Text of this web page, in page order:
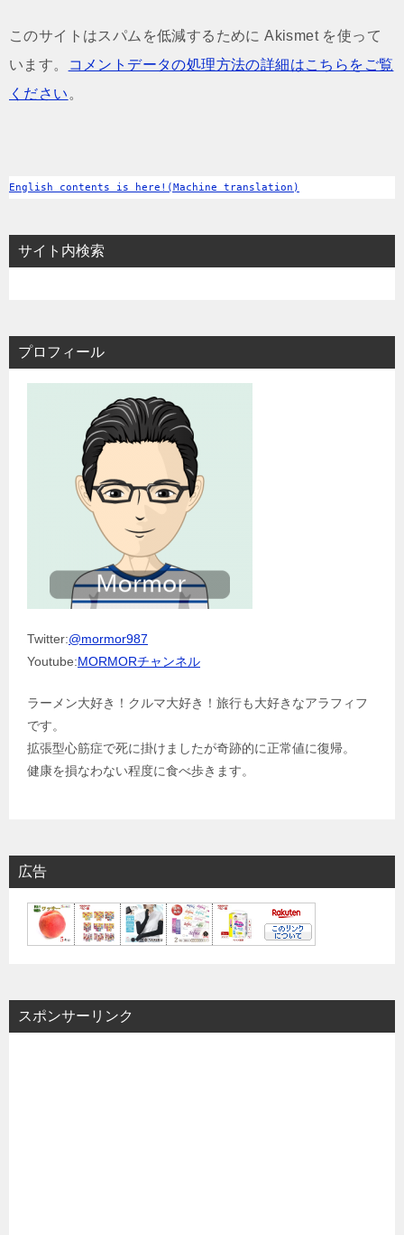
このサイトはスパムを低減するために Akismet を使って
います。
コメントデータの処理方法の詳細はこちらをご覧
ください 。
English contents is here!(Machine translation)
サイト内検索
プロフィール
Twitter:@mormor987
Youtube:MORMORチャンネル
ラーメン大好き！クルマ大好き！旅行も大好きなアラフィフ
です。
拡張型心筋症で死に掛けましたが奇跡的に正常値に復帰。
健康を損なわない程度に食べ歩きます。
広告
スポンサーリンク